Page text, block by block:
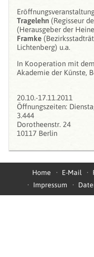
Tragelehn (Regisseur
(Herausgeber der
Framke
Lichtenberg) u.a.
In Kooperation mit
Akademie der Künste,
20.10.-17.11.2011
Öffnungszeiten:
3.444
Dorotheenstr. 24
10117 Berlin
Home E-Mail
Impressum